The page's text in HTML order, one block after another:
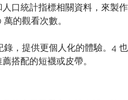
口統計指標相關資料，來製
的觀看次數。
，提供更個人化的體驗。4
搭配的短襪或皮帶。